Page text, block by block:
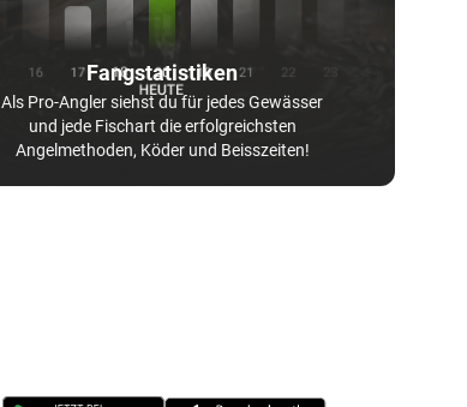
Fangstatistiken
Als Pro-Angler siehst du für jedes Gewässer
und jede Fischart die erfolgreichsten
Angelmethoden, Köder und Beisszeiten!